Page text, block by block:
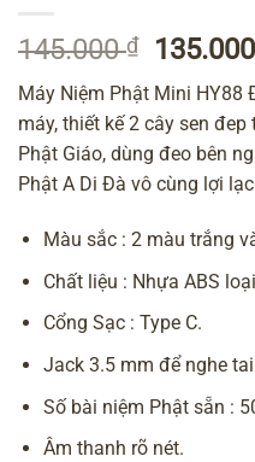
145.000₫
Giá
gốc
là:
Máy Niệm Phật Mini HY88
máy, thiết kế 2 cây sen
Phật Giáo, dùng đeo bên
Phật A Di Đà vô cùng lợi
Màu sắc : 2 màu trắng
Chất liệu : Nhựa ABS
Cổng Sạc : Type C.
Jack 3.5 mm để nghe
Số bài niệm Phật sẵn :
Âm thanh rõ nét.